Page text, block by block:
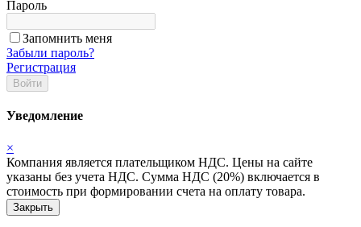
Пароль
Запомнить меня
Забыли пароль?
Регистрация
Войти
Уведомление
×
Компания является плательщиком НДС. Цены на сайте
указаны без учета НДС. Сумма НДС (20%) включается в
стоимость при формировании счета на оплату товара.
Закрыть